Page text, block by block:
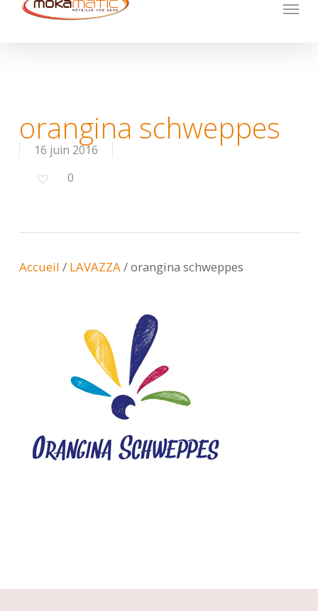
orangina schweppes
16 juin 2016
0
Accueil / LAVAZZA/orangina schweppes